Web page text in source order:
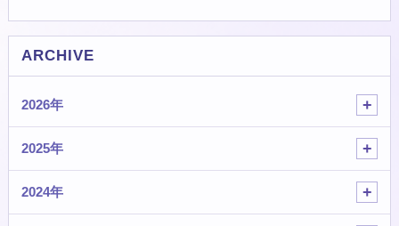
ARCHIVE
2026年
2025年
2024年